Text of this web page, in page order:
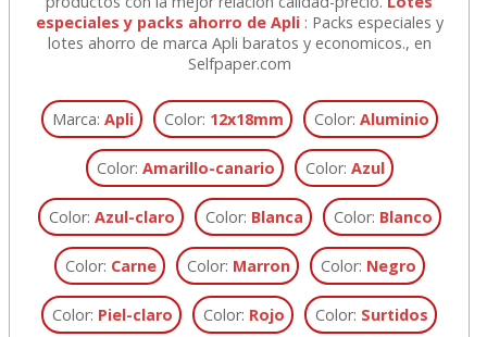
especiales y packs ahorro de Apli: Packs especiales y
lotes ahorro de marca Apli baratos y economicos., en
Selfpaper.com
Marca: Apli Color: 12x18mm Color: Aluminio
Color: Amarillo-canario Color: Azul
Color: Azul-claro Color: Blanca Color: Blanco
Color: Carne Color: Marron Color: Negro
Color: Piel-claro Color: Rojo Color: Surtidos